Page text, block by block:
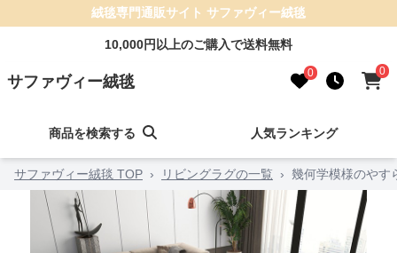
絨毯専門通販サイト サファヴィー絨毯
10,000円以上のご購入で送料無料
サファヴィー絨毯 0 0
商品を検索する 人気ランキング
サファヴィー絨毯 TOP › リビングラグの一覧 › 幾何学模様のやす